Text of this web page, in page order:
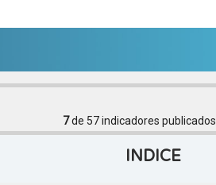
7de 57indicadores publicados
INDICE